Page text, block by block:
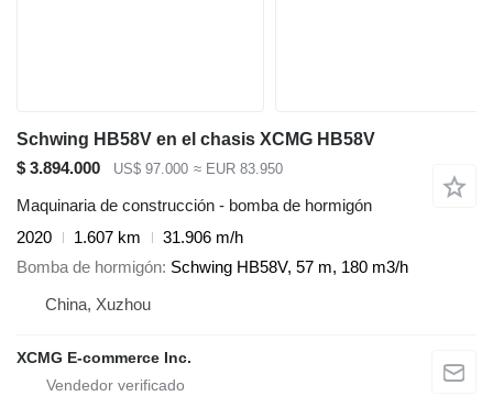
Schwing HB58V en el chasis XCMG HB58V
$ 3.894.000
US$ 97.000 ≈ EUR 83.950
Maquinaria de construcción - bomba de hormigón
2020
1.607 km
31.906 m/h
Bomba de hormigón Schwing HB58V, 57 m, 180 m3/h
China, Xuzhou
XCMG E-commerce Inc.